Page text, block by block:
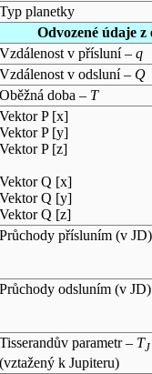
Typ planetky
Odvozené údaje
Vzdálenost v přísluní – q
Vzdálenost v odsluní – Q
Oběžná doba – T
Vektor P [x]
Vektor P [y]
Vektor P [z]
Vektor Q [x]
Vektor Q [y]
Vektor Q [z]
Průchody přísluním (v JD)
Průchody odsluním (v JD)
Tisserandův parametr – TJ
(vztažený k Jupiteru)